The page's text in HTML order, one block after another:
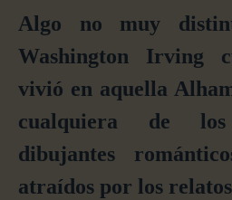
Algo no muy
Washington Irving
vivió en aquella
cualquiera de
dibujantes
atraídos por los